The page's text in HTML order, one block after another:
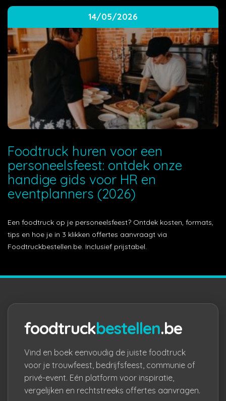
14/05/2026
Foodtruck huren voor een
personeelsfeest: ontdek onze
handige gids voor HR en
eventplanners (2026)
Een foodtruck op je personeelsfeest? Ontdek kosten, formats,
tips en hoe je in 3 klikken offertes aanvraagt via
Foodtruckbestellen.be. Inclusief prijstabel.
foodtruckbestellen.be
Vind en boek eenvoudig de juiste foodtruck
voor je trouwfeest, bedrijfsfeest, communie of
privé-event. Eén platform voor inspiratie,
vergelijken en rechtstreeks offertes aanvragen.